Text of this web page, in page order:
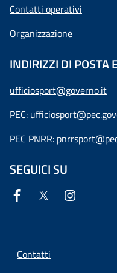
Contatti operativi
Organizzazione
INDIRIZZI DI POSTA
ufficiosport@governo.it
PEC:
PEC PNRR:
SEGUICI SU
Contatti